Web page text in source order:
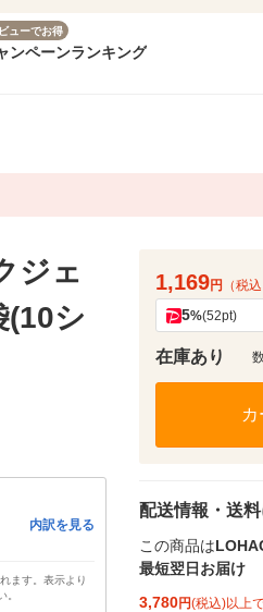
ューでお得
ンペーンランキング
ジェ
(10シ
内訳を見る
ます。表示より
。
1,169円 （税込
5%(52pt)
在庫あり
配送情報・送
この商品は
最短翌日お届け
3,780円(税込)以上